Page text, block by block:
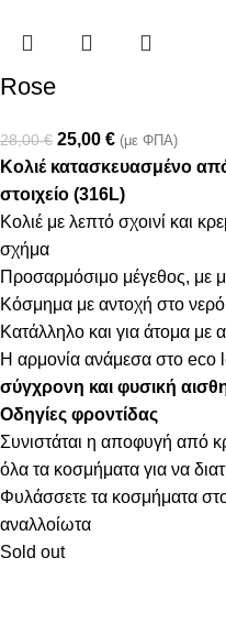
Rose
28,00€ 25,00 € (με ΦΠΑ)
Κολιέ κατασκευασμένο
στοιχείο (316L)
Κολιέ με λεπτό σχοινί και
σχήμα
Προσαρμόσιμο μέγεθος, με
Κόσμημα με αντοχή στο νερό,
Κατάλληλο και για άτομα με
Η αρμονία ανάμεσα στο eco
σύγχρονη και φυσική
Οδηγίες φροντίδας
Συνιστάται η αποφυγή από
όλα τα κοσμήματα για να
Φυλάσσετε τα κοσμήματα
αναλλοίωτα
Sold out